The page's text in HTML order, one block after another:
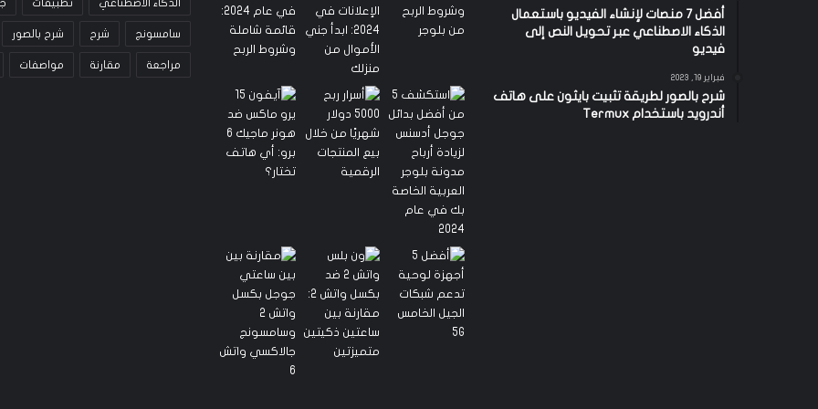
أفضل 7 منصات لإنشاء الفيديو باستعمال
الذكاء الاصطناعي عبر تحويل النص إلى
فيديو
فبراير 19, 2023
شرح بالصور لطريقة تثبيت بايثون على هاتف
أندرويد باستخدام Termux
الذكاء الاصطناعي تطبيقات
سامسونج شرح شرح بالصور
مراجعة مقارنة مواصفات